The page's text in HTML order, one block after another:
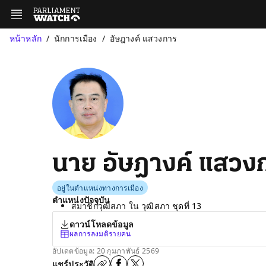
หน้าหลัก นักการเมือง อัษฎางค์ แสวงการ
นาย อัษฎางค์ แสวง
อยู่ในตำแหน่งทางการเมือง
ตำแหน่งปัจจุบัน
สมาชิกวุฒิสภา ในวุฒิสภา ชุดที่ 13
ดาวน์โหลดข้อมูล
ผลการลงมติรายคน
อัปเดตข้อมูล: 20 กุมภาพันธ์ 2569
แชร์ประวัติ